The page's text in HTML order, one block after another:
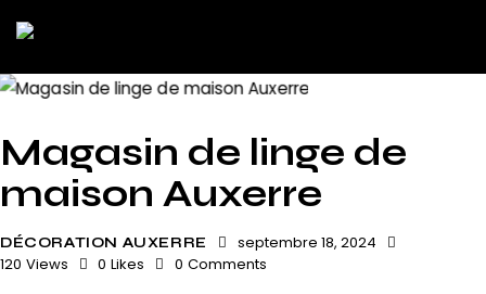
Magasin de linge de
maison Auxerre
DÉCORATION AUXERRE
septembre 18, 2024
120 Views 0 Likes 0 Comments